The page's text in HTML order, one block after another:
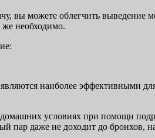
вы можете облегчить
же необходимо.
наиболее эффективными
условиях при помощи
пар даже не доходит до